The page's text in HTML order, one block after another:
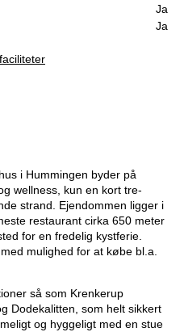
Ja
Ja
i Hummingen byder på
wellness, kun en kort tre-
strand. Ejendommen ligger i
restaurant cirka 650 meter
for en fredelig kystferie.
mulighed for at købe bl.a.
så som Krenkerup
Dodekalitten, som helt sikkert
og hyggeligt med en stue